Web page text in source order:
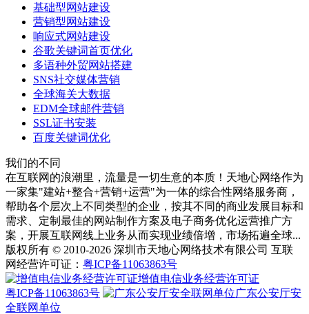
基础型网站建设
营销型网站建设
响应式网站建设
谷歌关键词首页优化
多语种外贸网站搭建
SNS社交媒体营销
全球海关大数据
EDM全球邮件营销
SSL证书安装
百度关键词优化
我们的不同
在互联网的浪潮里，流量是一切生意的本质！天地心网络作为
一家集"建站+整合+营销+运营"为一体的综合性网络服务商，
帮助各个层次上不同类型的企业，按其不同的商业发展目标和
需求、定制最佳的网站制作方案及电子商务优化运营推广方
案，开展互联网线上业务从而实现业绩倍增，市场拓遍全球...
版权所有 © 2010-2026 深圳市天地心网络技术有限公司 互联
网经营许可证： 粤ICP备11063863号
增值电信业务经营许可证
粤ICP备11063863号
广东公安厅安
全联网单位